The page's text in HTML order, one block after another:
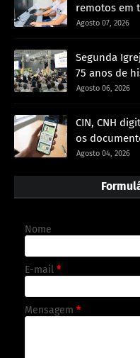
remotos em
Agosto 07, 2026
Segunda
75 anos de
Agosto 06, 2026
CIN, CNH
os
Agosto 04, 2026
Nome
E-mail *
Mensagem *